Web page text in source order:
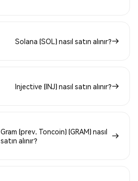
Solana (SOL) nasıl satın alınır?
Injective (INJ) nasıl satın alınır?
Gram (prev. Toncoin) (GRAM) nasıl
satın alınır?